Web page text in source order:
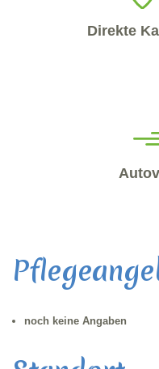
Direkte
noch keine Angaben